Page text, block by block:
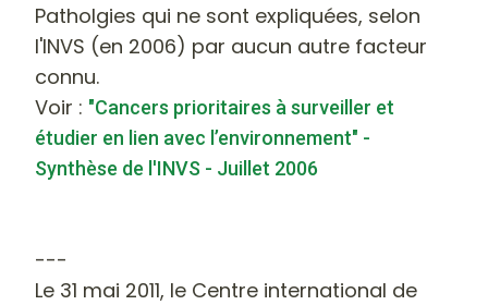
Patholgies qui ne sont expliquées, selon
l'INVS (en 2006) par aucun autre facteur
connu.
Voir : "Cancers prioritaires à surveiller et
étudier en lien avec l’environnement" -
Synthèse de l'INVS - Juillet 2006
---
Le 31 mai 2011, le Centre international de